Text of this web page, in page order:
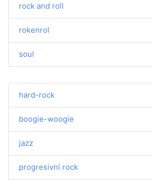
rock and roll
rokenrol
soul
hard-rock
boogie-woogie
jazz
progresivní rock